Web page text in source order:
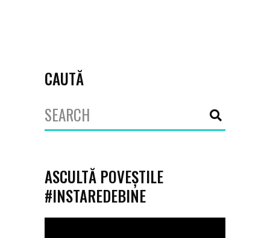
CAUTĂ
Search
for:
ASCULTĂ POVEȘTILE
#INSTAREDEBINE